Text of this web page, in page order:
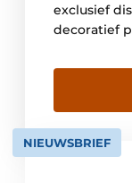
exclusief
decoratief
alternatief
natuurlijke
kantoor- of
NIEUWSBRIEF